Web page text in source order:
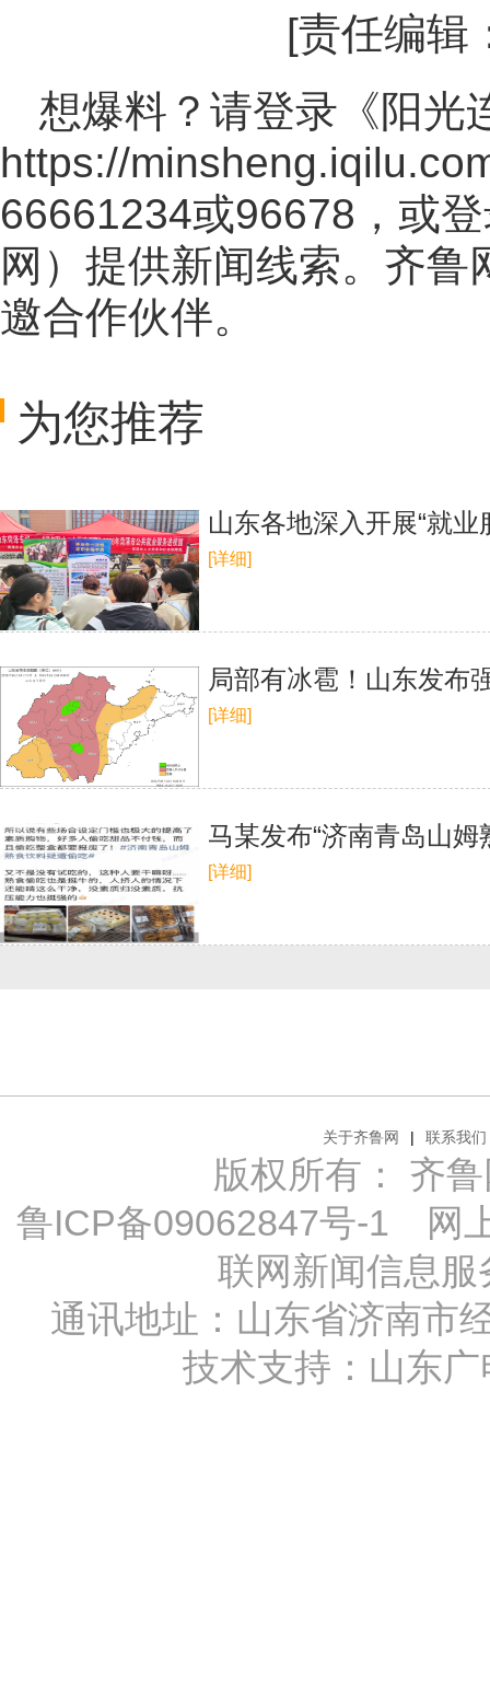
[责任编辑
想爆料？请登录《阳光
https://
66661234或96678，或
网 ）提供新闻线索。齐鲁
邀合作伙伴。
为您推荐
山东各地深入开展“就
[详细]
局部有冰雹！山东发布
[详细]
马某发布“济南青岛山
[详细]
关于齐鲁网 | 联系我们
版权所有： 齐
鲁ICP备09062847号-1 网
联网新闻信息
通讯地址：山东省济南
技术支持： 山东